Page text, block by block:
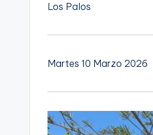
Los Palos
Martes 10 Marzo